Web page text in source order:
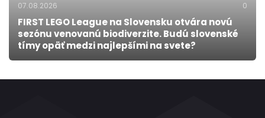
07.08.2026 0
FIRST LEGO League na Slovensku otvára novú
sezónu venovanú biodiverzite. Budú slovenské
tímy opäť medzi najlepšími na svete?